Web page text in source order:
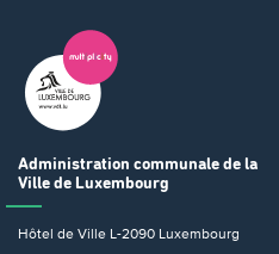
Administration communale de la
Ville de Luxembourg
Hôtel de Ville L-2090 Luxembourg